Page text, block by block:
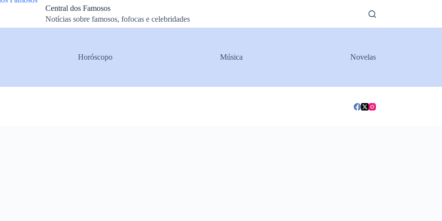
Central dos Famosos
Notícias sobre famosos, fofocas e celebridades
Horóscopo Música Novelas